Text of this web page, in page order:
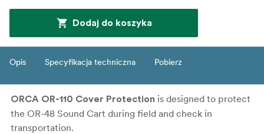
Dodaj do koszyka
Opis Specyfikacja techniczna Pobierz
ORCA OR-110 Cover Protection is designed to protect
the OR-48 Sound Cart during field and check in
transportation.